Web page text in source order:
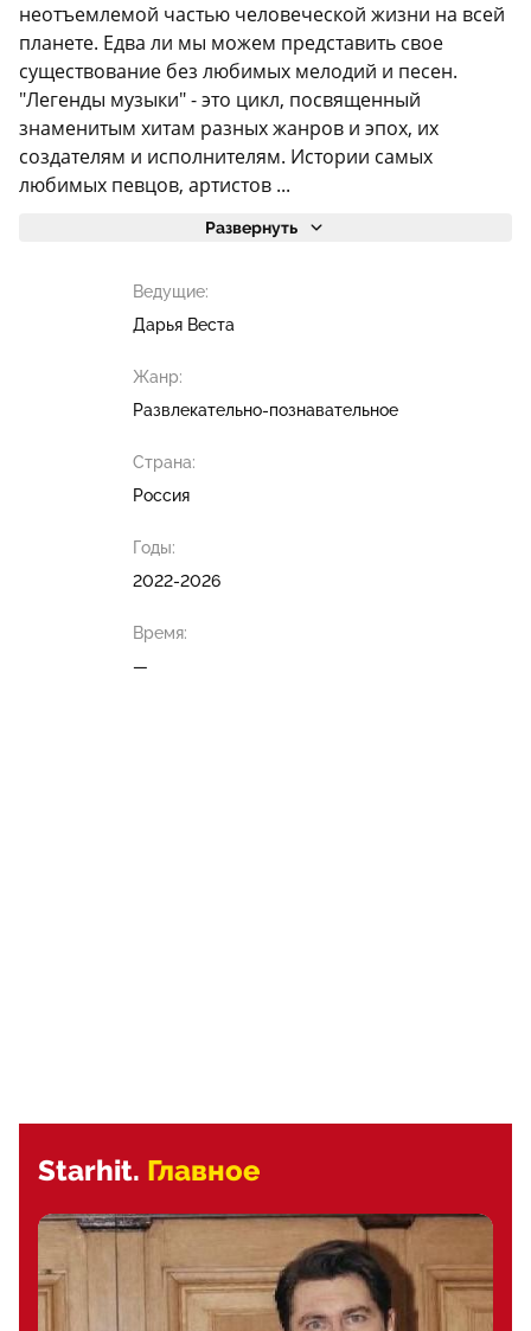
неотъемлемой частью человеческой жизни на всей
планете. Едва ли мы можем представить свое
существование без любимых мелодий и песен.
"Легенды музыки" - это цикл, посвященный
знаменитым хитам разных жанров и эпох, их
создателям и исполнителям. Истории самых
любимых певцов, артистов ...
Развернуть
Ведущие:
Дарья Веста
Жанр:
Развлекательно-познавательное
Страна:
Россия
Годы:
2022-2026
Время:
—
Starhit. Главное